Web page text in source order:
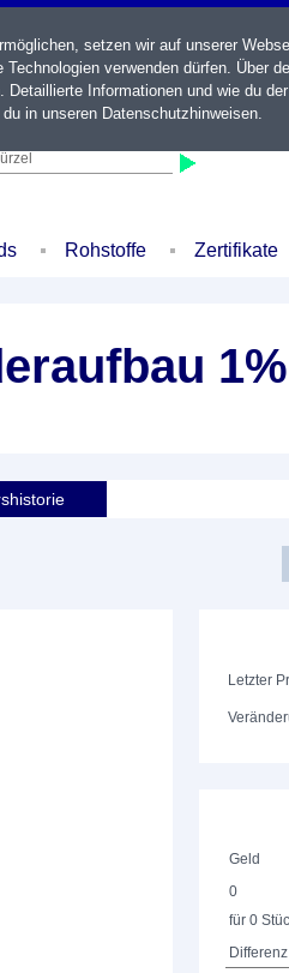
Rohstoffe Zertifikate
Letzter
Geld
0
für 0
setzen wir auf unserer
verwenden dürfen. Über
Informationen und wie du
in unseren Datenschutzhinweisen.